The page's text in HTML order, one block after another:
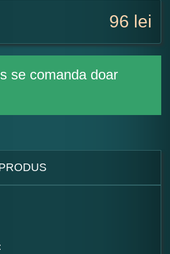
96 lei
se comanda doar